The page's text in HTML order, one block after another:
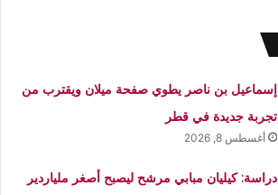
إسماعيل بن ناصر يطوي صفحة ميلان ويقترب من
تجربة جديدة في قطر
أغسطس 8, 2026
دراسة: كيليان مبابي مرشح ليصبح أصغر ملياردير